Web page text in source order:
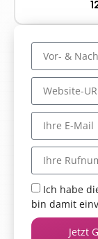
Ich habe
bin damit
Jetzt